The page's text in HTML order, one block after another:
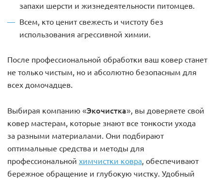
запахи шерсти и жизнедеятельности питомцев.
Всем, кто ценит свежесть и чистоту без
использования агрессивной химии.
После профессиональной обработки ваш ковер станет
не только чистым, но и абсолютно безопасным для
всех домочадцев.
Выбирая компанию «Экочистка», вы доверяете свой
ковер мастерам, которые знают все тонкости ухода
за разными материалами. Они подбирают
оптимальные средства и методы для
профессиональной химчистки ковра, обеспечивают
бережное обращение и глубокую чистку. Удобный